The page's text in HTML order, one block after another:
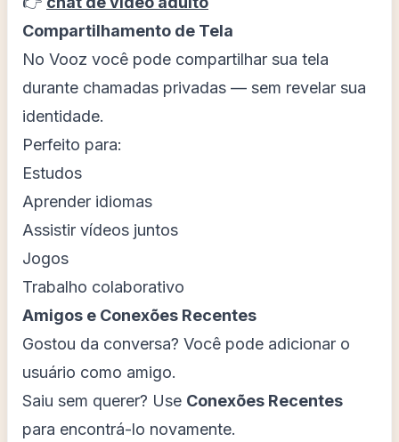
Compartilhamento de Tela
No Vooz você pode compartilhar sua tela
durante chamadas privadas — sem revelar sua
identidade.
Perfeito para:
Estudos
Aprender idiomas
Assistir vídeos juntos
Jogos
Trabalho colaborativo
Amigos e Conexões Recentes
Gostou da conversa? Você pode adicionar o
usuário como amigo.
Saiu sem querer? Use Conexões Recentes
para encontrá-lo novamente.